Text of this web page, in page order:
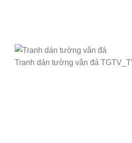
Tranh dán tường vân đá